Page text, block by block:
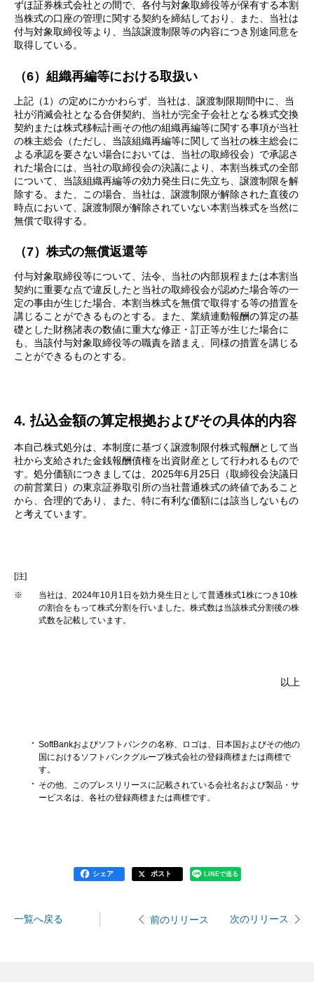
ずほ証券株式会社との間で、各付与対象取締役等が保有する本割
当株式の口座の管理に関する契約を締結しており、また、当社は
付与対象取締役等より、当該譲渡制限等の内容につき別途同意を
取得している。
（6）組織再編等における取扱い
上記（1）の定めにかかわらず、当社は、譲渡制限期間中に、当
社が消滅会社となる合併契約、当社が完全子会社となる株式交換
契約または株式移転計画その他の組織再編等に関する事項が当社
の株主総会（ただし、当該組織再編等に関して当社の株主総会に
よる承認を要さない場合においては、当社の取締役会）で承認さ
れた場合には、当社の取締役会の決議により、本割当株式の全部
について、当該組織再編等の効力発生日に先立ち、譲渡制限を解
除する。また、この場合、当社は、譲渡制限が解除された直後の
時点において、譲渡制限が解除されていない本割当株式を当然に
無償で取得する。
（7）株式の無償返還等
付与対象取締役等について、法令、当社の内部規程または本割当
契約に重要な点で違反したと当社の取締役会が認めた場合等の一
定の事由が生じた場合、本割当株式を無償で取得する等の措置を
講じることができるものとする。また、業績連動報酬の算定の基
礎とした財務諸表の数値に重大な修正・訂正等が生じた場合に
も、当該付与対象取締役等の職責を踏まえ、同様の措置を講じる
ことができるものとする。
4. 払込金額の算定根拠およびその具体的内容
本自己株式処分は、本制度に基づく譲渡制限付株式報酬として当
社から支給された金銭報酬債権を出資財産として行われるもので
す。処分価額につきましては、2025年6月25日（取締役会決議日
の前営業日）の東京証券取引所の当社普通株式の終値であること
から、合理的であり、また、特に有利な価額には該当しないもの
と考えています。
[注]
※
当社は、2024年10月1日を効力発生日として普通株式1株につき10株
の割合をもって株式分割を行いました。株式数は当該株式分割後の株
式数を記載しています。
以上
SoftBankおよびソフトバンクの名称、ロゴは、日本国およびその他の
国におけるソフトバンクグループ株式会社の登録商標または商標で
す。
その他、このプレスリリースに記載されている会社名および製品・サ
ービス名は、各社の登録商標または商標です。
シェア ポスト LINEで送る
一覧へ戻る 前のリリース 次のリリース